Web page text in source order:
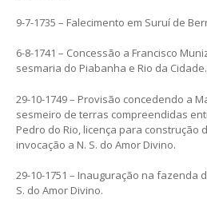
9-7-1735 – Falecimento em Suruí de
6-8-1741 – Concessão a Francisco
sesmaria do Piabanha e Rio da Cidade.
29-10-1749 – Provisão concedendo a
sesmeiro de terras compreendidas
Pedro do Rio, licença para construção
invocação a N. S. do Amor Divino.
29-10-1751 – Inauguração na fazenda
S. do Amor Divino.